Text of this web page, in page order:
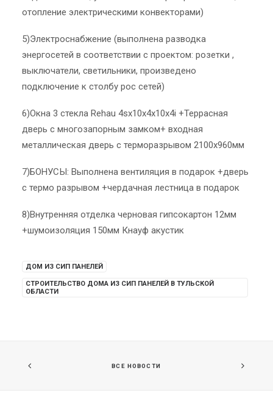
отопление электрическими конвекторами)
5)Электроснабжение (выполнена разводка
энергосетей в соответствии с проектом: розетки ,
выключатели, светильники, произведено
подключение к столбу рос сетей)
6)Окна 3 стекла Rehau 4sх10х4х10х4i +Террасная
дверь с многозапорным замком+ входная
металлическая дверь с терморазрывом 2100х960мм
7)БОНУСЫ: Выполнена вентиляция в подарок +дверь
с термо разрывом +чердачная лестница в подарок
8)Внутренняя отделка черновая гипсокартон 12мм
+шумоизоляция 150мм Кнауф акустик
ДОМ ИЗ СИП ПАНЕЛЕЙ
СТРОИТЕЛЬСТВО ДОМА ИЗ СИП ПАНЕЛЕЙ В ТУЛЬСКОЙ
ОБЛАСТИ
ВСЕ НОВОСТИ